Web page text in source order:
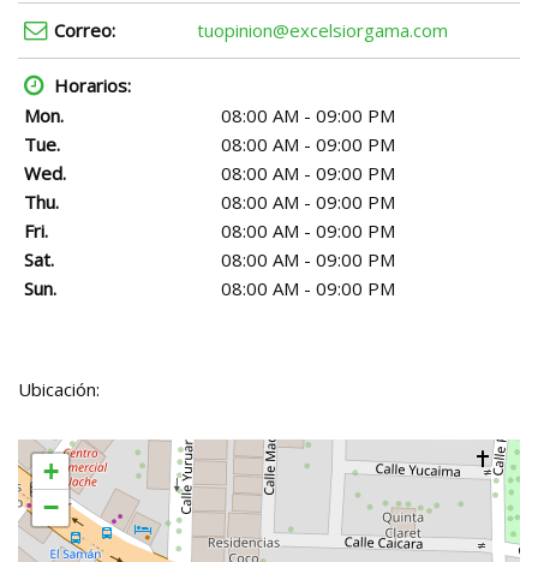
Correo: tuopinion@excelsiorgama.com
Horarios:
Mon.
08:00 AM - 09:00 PM
Tue.
08:00 AM - 09:00 PM
Wed.
08:00 AM - 09:00 PM
Thu.
08:00 AM - 09:00 PM
Fri.
08:00 AM - 09:00 PM
Sat.
08:00 AM - 09:00 PM
Sun.
08:00 AM - 09:00 PM
Ubicación:
+
−